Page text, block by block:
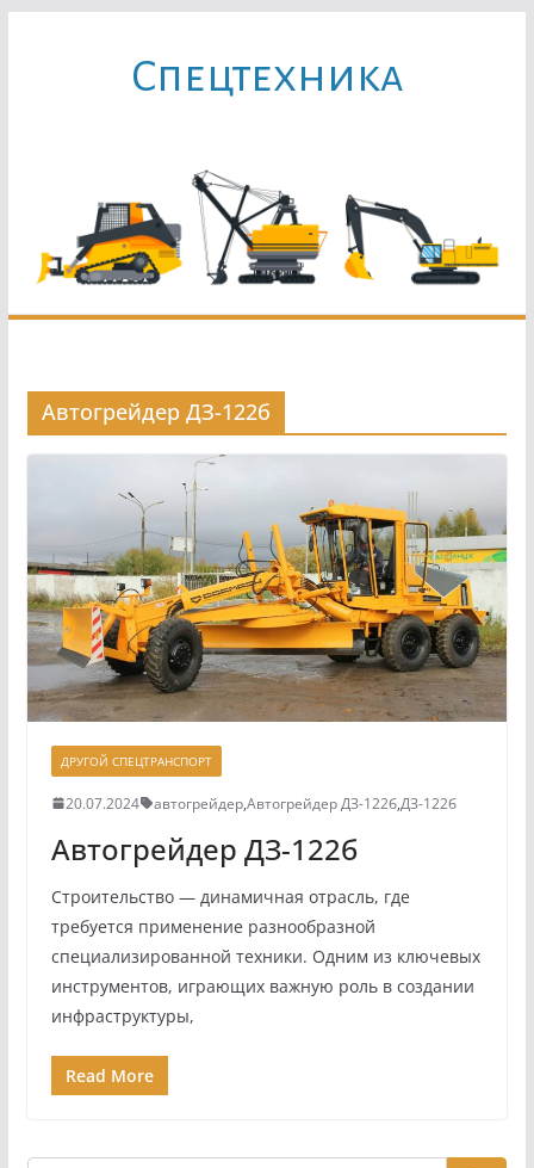
содержимомуCпецтехника
Автогрейдер ДЗ-122б
ДРУГОЙ СПЕЦТРАНСПОРТ
20.07.2024 автогрейдер,Автогрейдер ДЗ-122б,ДЗ-122б
Автогрейдер ДЗ-122б
Строительство — динамичная отрасль, где
требуется применение разнообразной
специализированной техники. Одним из ключевых
инструментов, играющих важную роль в создании
инфраструктуры,
Read More